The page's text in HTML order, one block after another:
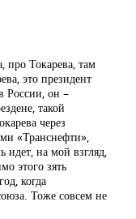
про Токарева, там
это президент
России, он –
такой
через
«Транснефти»,
идет, на мой взгляд,
этого зять
когда
Тоже совсем не